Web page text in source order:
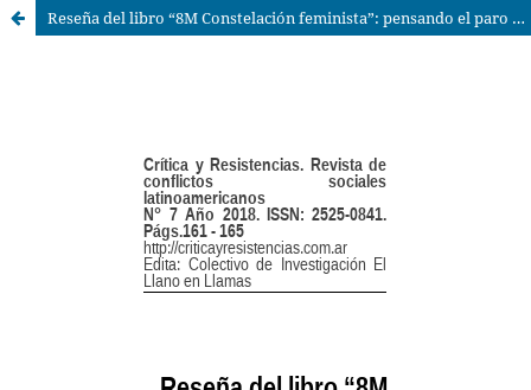
Reseña del libro “8M Constelación feminista”: pensando el paro como práctica de sentido